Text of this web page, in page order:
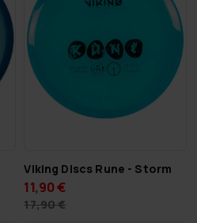
Viking Discs Rune - Storm
11,90 €
17,90 €